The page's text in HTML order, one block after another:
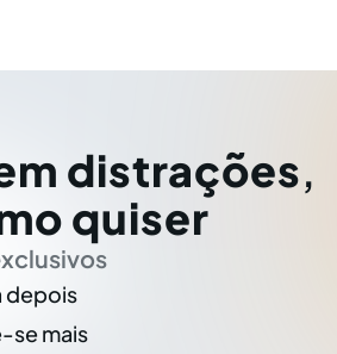
distrações,
quiser
depois
se mais